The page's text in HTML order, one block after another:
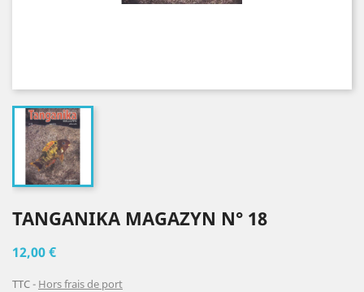
TANGANIKA MAGAZYN N° 18
12,00 €
TTC Hors frais de port